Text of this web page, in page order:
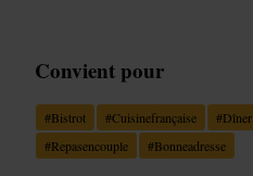
Convient pour
#Bistrot #Cuisinefrançaise #Dîner
#Repasencouple #Bonneadresse